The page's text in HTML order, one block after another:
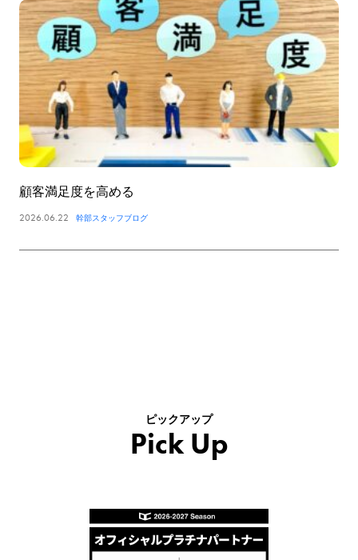
顧客満足度を高める
2026.06.22 幹部スタッフブログ
ピックアップ
Pick Up